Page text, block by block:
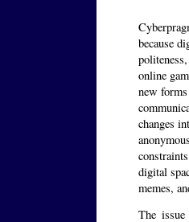
because
online
new
changes
digital
memes,
The